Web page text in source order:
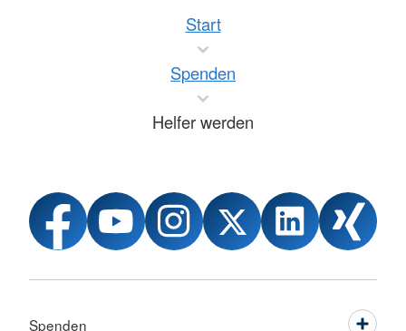
Start
Spenden
Helfer werden
Spenden